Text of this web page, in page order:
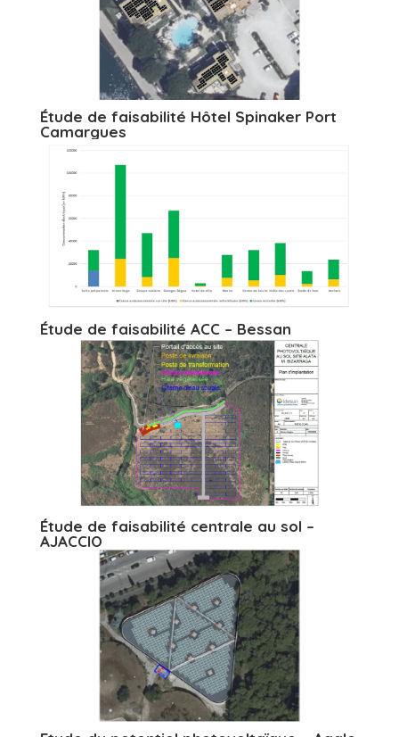
Étude de faisabilité Hôtel Spinaker Port
Camargues
Étude de faisabilité ACC – Bessan
Étude de faisabilité centrale au sol –
AJACCIO